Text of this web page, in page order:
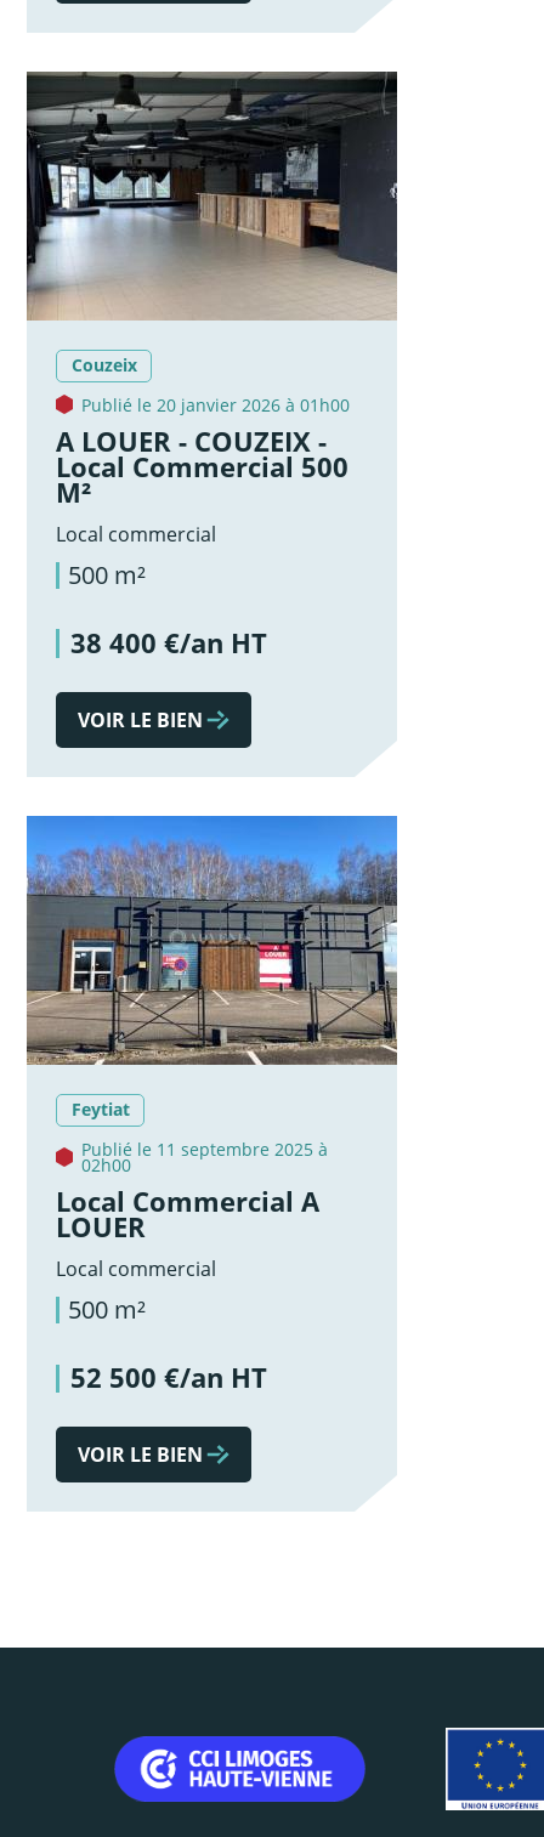
Couzeix
Publié le 20 janvier 2026 à 01h00
A LOUER - COUZEIX -
Local Commercial 500
M²
Local commercial
500 m²
38 400 €/an HT
VOIR LE BIEN
Feytiat
Publié le 11 septembre 2025 à
02h00
Local Commercial A
LOUER
Local commercial
500 m²
52 500 €/an HT
VOIR LE BIEN